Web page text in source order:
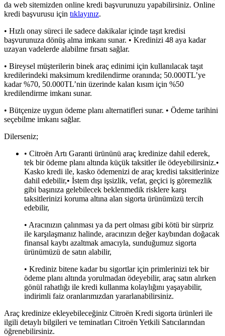
da web sitemizden online kredi başvurunuzu yapabilirsiniz. Online
kredi başvurusu için tıklayınız.
• Hızlı onay süreci ile sadece dakikalar içinde taşıt kredisi
başvurunuza dönüş alma imkanı sunar. • Kredinizi 48 aya kadar
uzayan vadelerde alabilme fırsatı sağlar.
• Bireysel müşterilerin binek araç edinimi için kullanılacak taşıt
kredilerindeki maksimum kredilendirme oranında; 50.000TL’ye
kadar %70, 50.000TL’nin üzerinde kalan kısım için %50
kredilendirme imkanı sunar.
• Bütçenize uygun ödeme planı alternatifleri sunar. • Ödeme tarihini
seçebilme imkanı sağlar.
Dilerseniz;
• Citroën Artı Garanti ürününü araç kredinize dahil ederek,
tek bir ödeme planı altında küçük taksitler ile ödeyebilirsiniz.•
Kasko kredi ile, kasko ödemenizi de araç kredisi taksitlerinize
dahil edebilir,• İstem dışı işsizlik, vefat, geçici iş göremezlik
gibi başınıza gelebilecek beklenmedik risklere karşı
taksitlerinizi koruma altına alan sigorta ürünümüzü tercih
edebilir,
• Aracınızın çalınması ya da pert olması gibi kötü bir sürpriz
ile karşılaşmanız halinde, aracınızın değer kaybından doğacak
finansal kaybı azaltmak amacıyla, sunduğumuz sigorta
ürünümüzü de satın alabilir,
• Krediniz bitene kadar bu sigortlar için primlerinizi tek bir
ödeme planı altında yorulmadan ödeyebilir, araç satın alırken
gönül rahatlığı ile kredi kullanma kolaylığını yaşayabilir,
indirimli faiz oranlarımızdan yararlanabilirsiniz.
Araç kredinize ekleyebileceğiniz Citroën Kredi sigorta ürünleri ile
ilgili detaylı bilgileri ve teminatları Citroën Yetkili Satıcılarından
öğrenebilirsiniz.